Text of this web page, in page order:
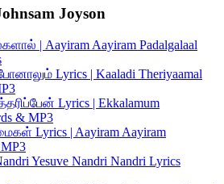
Joyson
| Aayiram Aayiram Padalgalaal
Lyrics | Kaaladi Theriyaamal
Lyrics | Ekkalamum
& MP3
Lyrics | Aayiram Aayiram
Yesuve Nandri Nandri Lyrics